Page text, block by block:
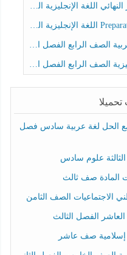
الصف الرابع الفصل الثالث
الصف الرابع الفصل الثالث
الصف الرابع الفصل الثالث
تحميلا
الحل لغة عربية سادس فصل
علوم سادس
المادة صف ثالث
الاجتماعيات الصف الثامن
الفصل الثالث
صف عاشر